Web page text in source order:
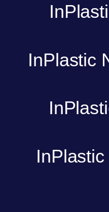
InPlastic